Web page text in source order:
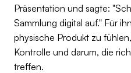
Präsentation und sagte:
Sammlung digital auf." Für
physische Produkt zu
Kontrolle und darum, die
treffen.